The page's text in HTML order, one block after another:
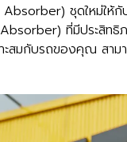
ชุดใหม่ให้กั
ที่มีประสิท
ะสมกับรถของคุณ สา